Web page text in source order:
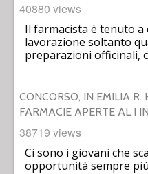
40880 views
Il farmacista è tenuto
lavorazione soltanto
preparazioni officinali,
CONCORSO, IN EMILIA
FARMACIE APERTE AL I
38719 views
Ci sono i giovani che
opportunità sempre